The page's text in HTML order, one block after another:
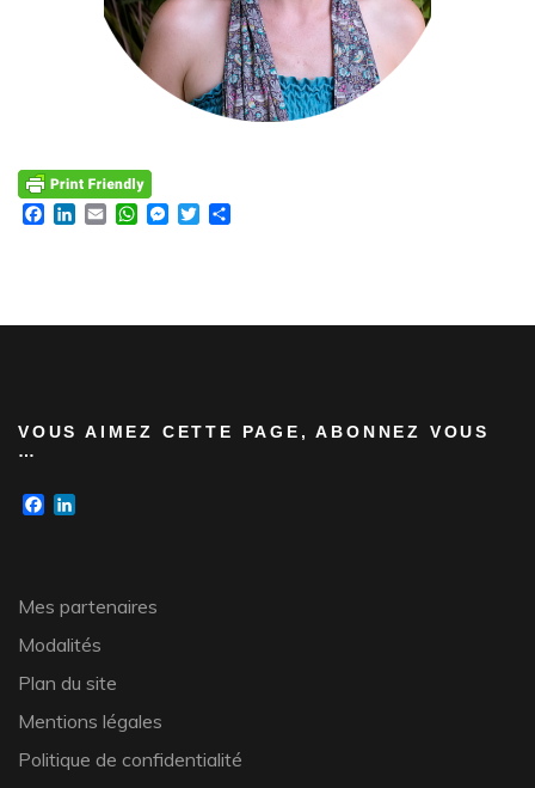
Facebook
LinkedInEmailWhatsApp
Messenger
Twitter
VOUS AIMEZ CETTE PAGE, ABONNEZ VOUS
…
Facebook
Mes partenaires
Modalités
Plan du site
Mentions légales
Politique de confidentialité